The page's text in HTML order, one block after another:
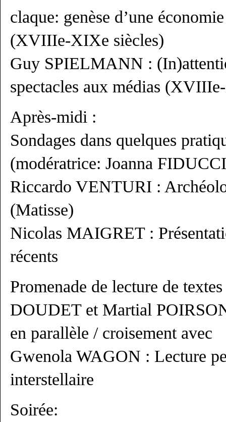
claque: genèse d’une
(XVIIIe-XIXe siècles)
Guy SPIELMANN :
spectacles aux médias
Après-midi :
Sondages dans quelques
(modératrice: Joanna
Riccardo VENTURI :
(Matisse)
Nicolas MAIGRET :
récents
Promenade de lecture de
DOUDET et Martial
en parallèle / croisement avec
Gwenola WAGON : Lecture
interstellaire
Soirée: